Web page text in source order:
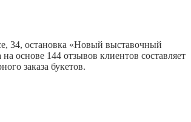
34, остановка «Новый выставочный
основе 144 отзывов клиентов составляет
заказа букетов.